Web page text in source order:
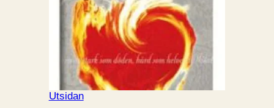
Utsidan